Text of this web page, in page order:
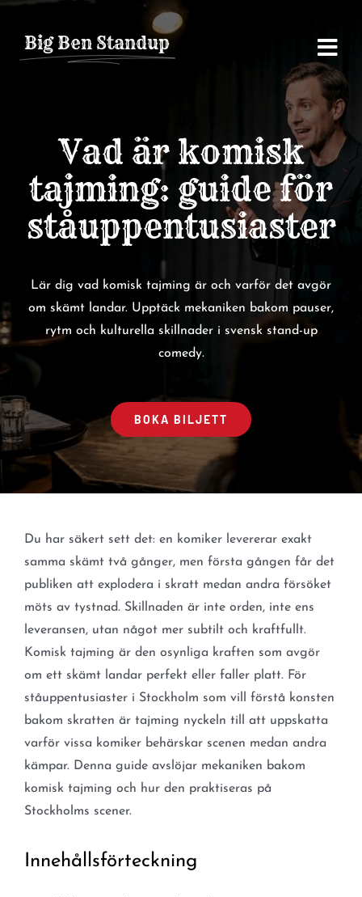
innehållet
Big Ben Standup
Vad är komisk
tajming: guide för
ståuppentusiaster
Lär dig vad komisk tajming är och varför det avgör
om skämt landar. Upptäck mekaniken bakom pauser,
rytm och kulturella skillnader i svensk stand-up
comedy.
BOKA BILJETT
Du har säkert sett det: en komiker levererar exakt
samma skämt två gånger, men första gången får det
publiken att explodera i skratt medan andra försöket
möts av tystnad. Skillnaden är inte orden, inte ens
leveransen, utan något mer subtilt och kraftfullt.
Komisk tajming är den osynliga kraften som avgör
om ett skämt landar perfekt eller faller platt. För
ståuppentusiaster i Stockholm som vill förstå konsten
bakom skratten är tajming nyckeln till att uppskatta
varför vissa komiker behärskar scenen medan andra
kämpar. Denna guide avslöjar mekaniken bakom
komisk tajming och hur den praktiseras på
Stockholms scener.
Innehållsförteckning